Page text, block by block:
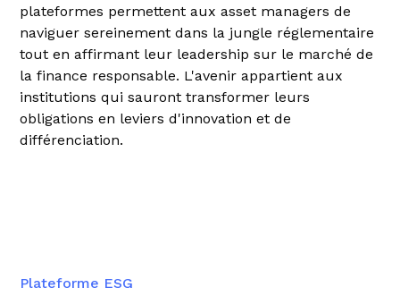
Plateforme ESG
plateformes permettent aux asset managers de
naviguer sereinement dans la jungle réglementaire
tout en affirmant leur leadership sur le marché de
la finance responsable. L'avenir appartient aux
institutions qui sauront transformer leurs
obligations en leviers d'innovation et de
différenciation.